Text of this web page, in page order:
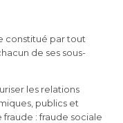
constitué par tout
de ses sous-
les relations
publics et
: fraude sociale